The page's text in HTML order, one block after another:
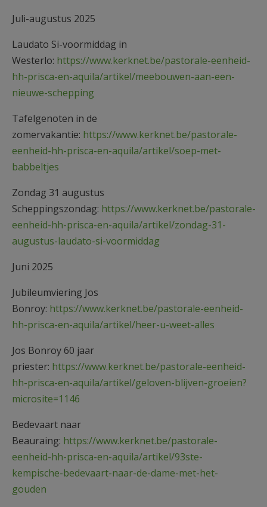
Juli-augustus 2025
Laudato Si-voormiddag in
Westerlo: https://www.kerknet.be/pastorale-eenheid-
hh-prisca-en-aquila/artikel/meebouwen-aan-een-
nieuwe-schepping
Tafelgenoten in de
zomervakantie: https://www.kerknet.be/pastorale-
eenheid-hh-prisca-en-aquila/artikel/soep-met-
babbeltjes
Zondag 31 augustus
Scheppingszondag: https://www.kerknet.be/pastorale-
eenheid-hh-prisca-en-aquila/artikel/zondag-31-
augustus-laudato-si-voormiddag
Juni 2025
Jubileumviering Jos
Bonroy: https://www.kerknet.be/pastorale-eenheid-
hh-prisca-en-aquila/artikel/heer-u-weet-alles
Jos Bonroy 60 jaar
priester: https://www.kerknet.be/pastorale-eenheid-
hh-prisca-en-aquila/artikel/geloven-blijven-groeien?
microsite=1146
Bedevaart naar
Beauraing: https://www.kerknet.be/pastorale-
eenheid-hh-prisca-en-aquila/artikel/93ste-
kempische-bedevaart-naar-de-dame-met-het-
gouden